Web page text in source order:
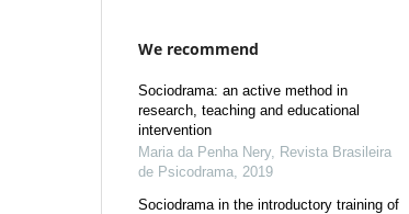
We recommend
Sociodrama: an active method in
research, teaching and educational
intervention
Maria da Penha Nery, Revista Brasileira
de Psicodrama 2019
Sociodrama in the introductory training of